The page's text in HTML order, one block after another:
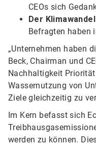
CEOs sich
Der
Befragten haben
„Unternehmen haben
Beck, Chairman und
Nachhaltigkeit
Wassernutzung von
Ziele gleichzeitig zu
Im Kern befasst sich
werden zu können.